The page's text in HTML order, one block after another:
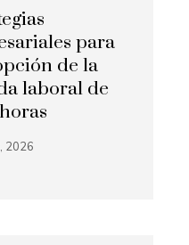
para
de la
laboral de
2026